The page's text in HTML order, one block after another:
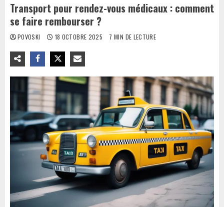
Transport pour rendez-vous médicaux : comment
se faire rembourser ?
POVOSKI 18 OCTOBRE 2025 7 MIN DE LECTURE